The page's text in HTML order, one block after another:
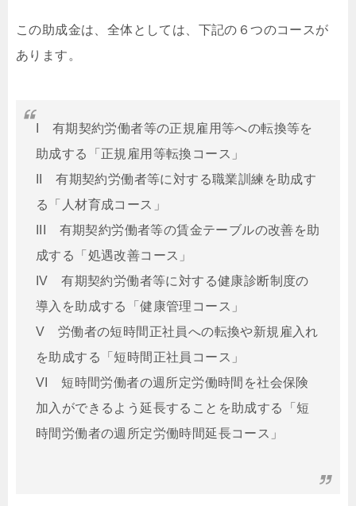
この助成金は、全体としては、下記の６つのコースが
あります。
I 有期契約労働者等の正規雇用等への転換等を
助成する「正規雇用等転換コース」
II 有期契約労働者等に対する職業訓練を助成す
る「人材育成コース」
III 有期契約労働者等の賃金テーブルの改善を助
成する「処遇改善コース」
IV 有期契約労働者等に対する健康診断制度の
導入を助成する「健康管理コース」
V 労働者の短時間正社員への転換や新規雇入れ
を助成する「短時間正社員コース」
VI 短時間労働者の週所定労働時間を社会保険
加入ができるよう延長することを助成する「短
時間労働者の週所定労働時間延長コース」